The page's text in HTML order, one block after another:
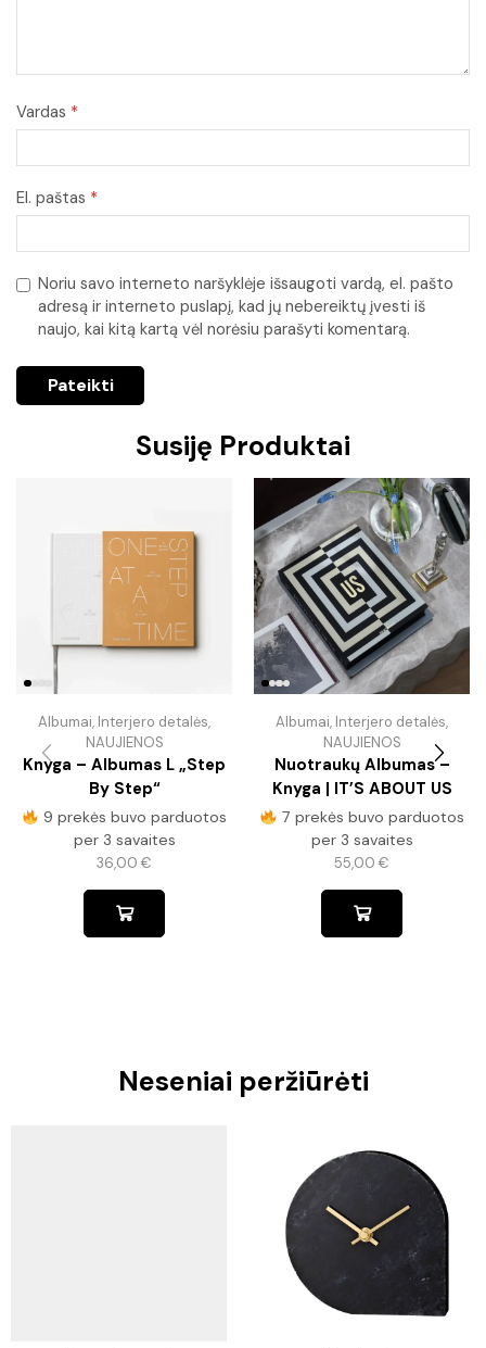
Vardas *
El. paštas *
Noriu savo interneto naršyklėje išsaugoti vardą, el. pašto
adresą ir interneto puslapį, kad jų nebereiktų įvesti iš
naujo, kai kitą kartą vėl norėsiu parašyti komentarą.
Susiję Produktai
Albumai, Interjero detalės,
NAUJIENOS
Knyga – Albumas L „Step
By Step“
9 prekės buvo parduotos
per 3 savaites
36,00 €
Albumai, Interjero detalės,
NAUJIENOS
Nuotraukų Albumas –
Knyga | IT’S ABOUT US
7 prekės buvo parduotos
per 3 savaites
55,00 €
Neseniai peržiūrėti